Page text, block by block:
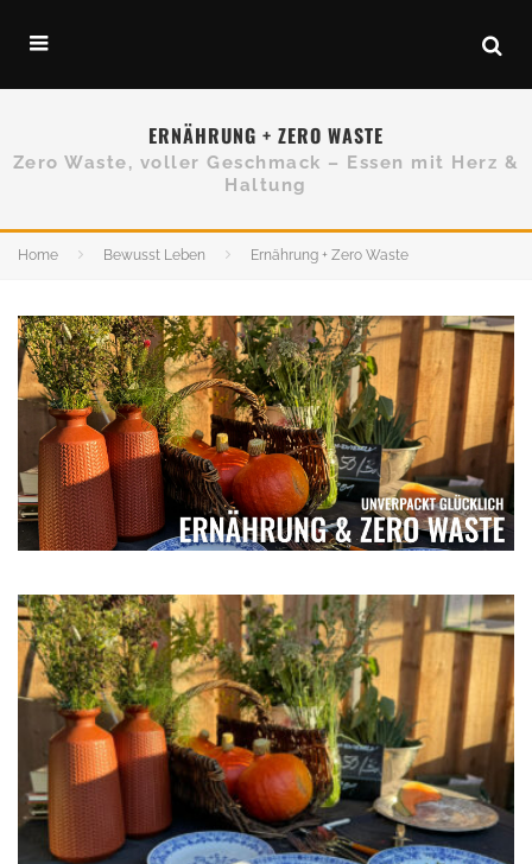
ERNÄHRUNG + ZERO WASTE
Zero Waste, voller Geschmack – Essen mit Herz &
Haltung
Home Bewusst Leben Ernährung + Zero Waste